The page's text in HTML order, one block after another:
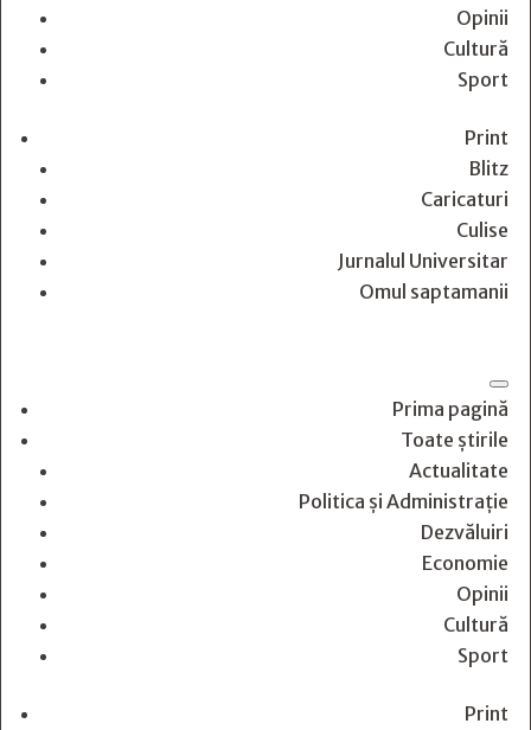
Opinii
Cultură
Sport
Print
Blitz
Caricaturi
Culise
Jurnalul Universitar
Omul saptamanii
Prima pagină
Toate știrile
Actualitate
Politica și Administrație
Dezvăluiri
Economie
Opinii
Cultură
Sport
Print